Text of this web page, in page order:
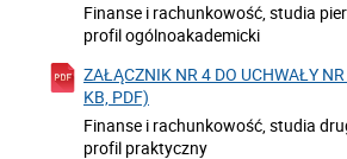
Finanse i rachunkowość, studia
profil ogólnoakademicki
ZAŁĄCZNIK NR 4 DO UCHWAŁY
KB, PDF)
Finanse i rachunkowość, studia
profil praktyczny